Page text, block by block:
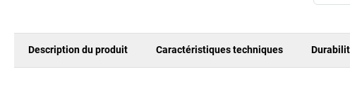
Description du produit Caractéristiques techniques